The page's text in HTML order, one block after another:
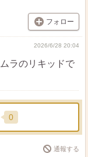
フォロー
2026/6/28 20:04
ラのリキッドで
0
通報する